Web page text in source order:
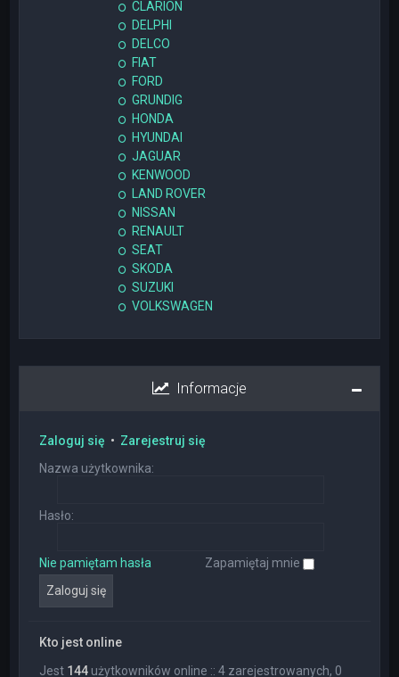
CLARION
DELPHI
DELCO
FIAT
FORD
GRUNDIG
HONDA
HYUNDAI
JAGUAR
KENWOOD
LAND ROVER
NISSAN
RENAULT
SEAT
SKODA
SUZUKI
VOLKSWAGEN
Informacje
Zaloguj się • Zarejestruj się
Nazwa użytkownika:
Hasło:
Nie pamiętam hasła Zapamiętaj mnie
Kto jest online
Jest 144 użytkowników online :: 4 zarejestrowanych, 0